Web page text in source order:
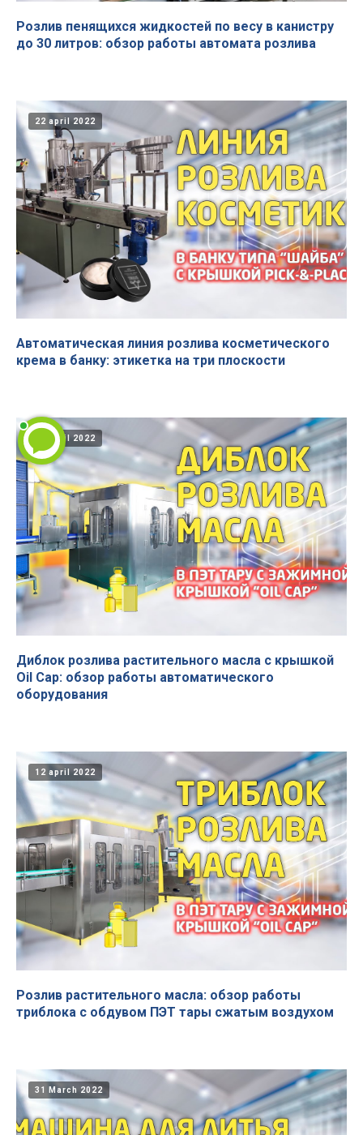
Розлив пенящихся жидкостей по весу в канистру
до 30 литров: обзор работы автомата розлива
22 april 2022
Автоматическая линия розлива косметического
крема в банку: этикетка на три плоскости
18 april 2022
Диблок розлива растительного масла с крышкой
Oil Cap: обзор работы автоматического
оборудования
12 april 2022
Розлив растительного масла: обзор работы
триблока с обдувом ПЭТ тары сжатым воздухом
31 March 2022